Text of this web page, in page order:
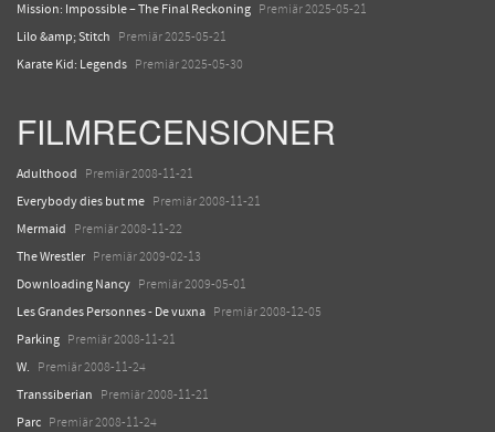
Mission: Impossible – The Final Reckoning Premiär 2025-05-21
Lilo &amp; Stitch Premiär 2025-05-21
Karate Kid: Legends Premiär 2025-05-30
FILMRECENSIONER
Adulthood Premiär 2008-11-21
Everybody dies but me Premiär 2008-11-21
Mermaid Premiär 2008-11-22
The Wrestler Premiär 2009-02-13
Downloading Nancy Premiär 2009-05-01
Les Grandes Personnes - De vuxna Premiär 2008-12-05
Parking Premiär 2008-11-21
W. Premiär 2008-11-24
Transsiberian Premiär 2008-11-21
Parc Premiär 2008-11-24